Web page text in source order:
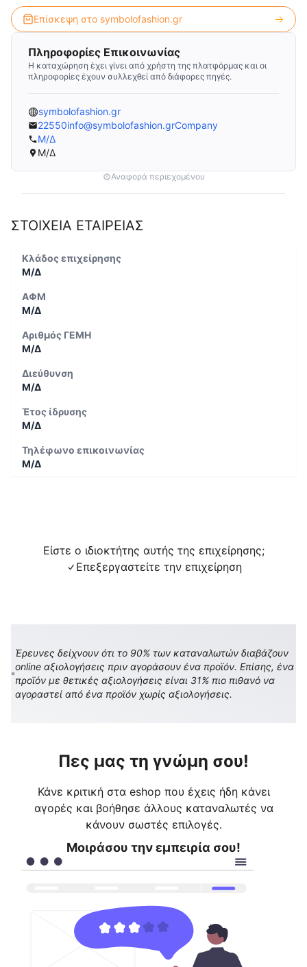
Επίσκεψη στο symbolofashion.gr
Πληροφορίες Επικοινωνίας
Η καταχώρηση έχει γίνει από χρήστη της πλατφόρμας και οι
πληροφορίες έχουν συλλεχθεί από διάφορες πηγές.
symbolofashion.gr
22550info@symbolofashion.grCompany
Μ/Δ
Μ/Δ
Αναφορά περιεχομένου
ΣΤΟΙΧΕΙΑ ΕΤΑΙΡΕΙΑΣ
Κλάδος επιχείρησης
Μ/Δ
ΑΦΜ
Μ/Δ
Αριθμός ΓΕΜΗ
Μ/Δ
Διεύθυνση
Μ/Δ
Έτος ίδρυσης
Μ/Δ
Τηλέφωνο επικοινωνίας
Μ/Δ
Είστε ο ιδιοκτήτης αυτής της επιχείρησης;
Επεξεργαστείτε την επιχείρηση
Έρευνες δείχνουν ότι το 90% των καταναλωτών διαβάζουν
online αξιολογήσεις πριν αγοράσουν ένα προϊόν. Επίσης, ένα
προϊόν με θετικές αξιολογήσεις είναι 31% πιο πιθανό να
αγοραστεί από ένα προϊόν χωρίς αξιολογήσεις.
Πες μας τη γνώμη σου!
Κάνε κριτική στα eshop που έχεις ήδη κάνει
αγορές και βοήθησε άλλους καταναλωτές να
κάνουν σωστές επιλογές.
Μοιράσου την εμπειρία σου!